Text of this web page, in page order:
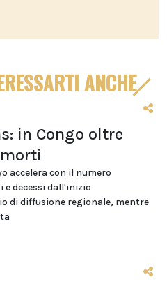
ANCHE
in Congo oltre
accelera con il numero
decessi dall'inizio
di diffusione regionale, mentre